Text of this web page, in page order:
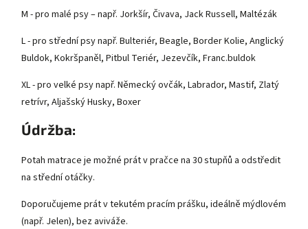
M - pro malé psy – např. Jorkšír, Čivava, Jack Russell, Maltézák
L - pro střední psy např. Bulteriér, Beagle, Border Kolie, Anglický
Buldok, Kokršpaněl, Pitbul Teriér, Jezevčík, Franc.buldok
XL - pro velké psy např. Německý ovčák, Labrador, Mastif, Zlatý
retrívr, Aljašský Husky, Boxer
Údržba:
Potah matrace je možné prát v pračce na 30 stupňů a odstředit
na střední otáčky.
Doporučujeme prát v tekutém pracím prášku, ideálně mýdlovém
(např. Jelen), bez aviváže.